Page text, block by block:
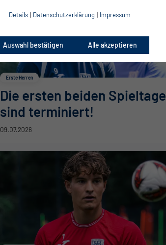
Details | Datenschutzerklärung | Impressum
Auswahl bestätigen Alle akzeptieren
Die ersten beiden Spieltage
sind terminiert!
Erste Herren
09.07.2026